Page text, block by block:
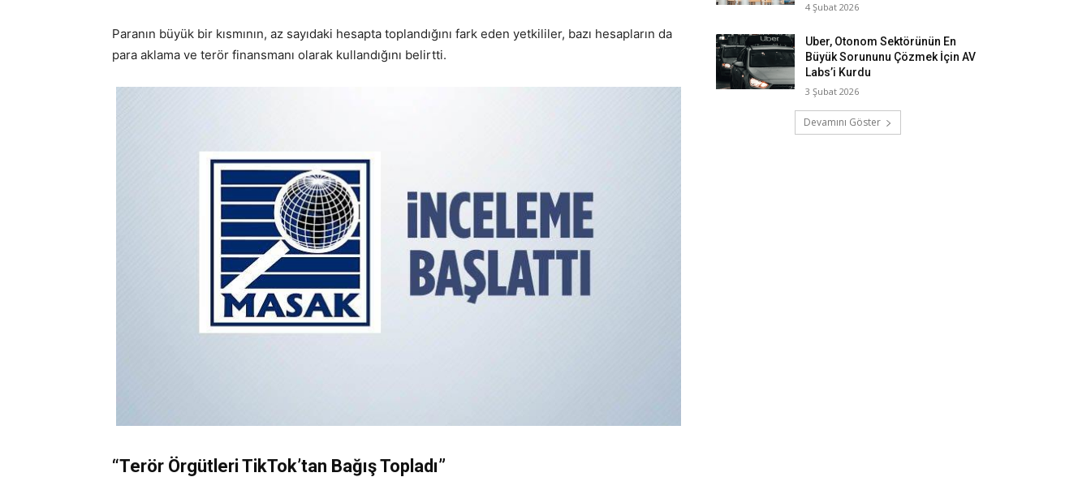
Paranın büyük bir kısmının, az sayıdaki hesapta toplandığını fark eden yetkililer, bazı hesapların da
para aklama ve terör finansmanı olarak kullandığını belirtti.
“Terör Örgütleri TikTok’tan Bağış Topladı”
4 Şubat 2026
Uber, Otonom Sektörünün En
Büyük Sorununu Çözmek İçin AV
Labs’i Kurdu
3 Şubat 2026
Devamını Göster